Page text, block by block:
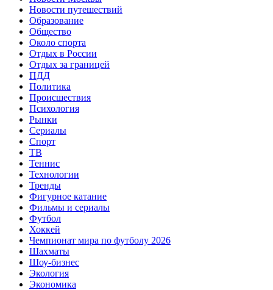
Новости путешествий
Образование
Общество
Около спорта
Отдых в России
Отдых за границей
ПДД
Политика
Происшествия
Психология
Рынки
Сериалы
Спорт
ТВ
Теннис
Технологии
Тренды
Фигурное катание
Фильмы и сериалы
Футбол
Хоккей
Чемпионат мира по футболу 2026
Шахматы
Шоу-бизнес
Экология
Экономика